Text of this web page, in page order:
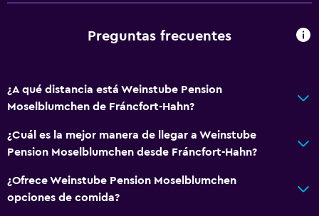
Despertador
Sistema de entretenimiento
TV de pantalla plana
TV
Preguntas frecuentes
¿A qué distancia está Weinstube Pension
Moselblumchen de Fráncfort-Hahn?
¿Cuál es la mejor manera de llegar a Weinstube
Pension Moselblumchen desde Fráncfort-Hahn?
¿Ofrece Weinstube Pension Moselblumchen
opciones de comida?